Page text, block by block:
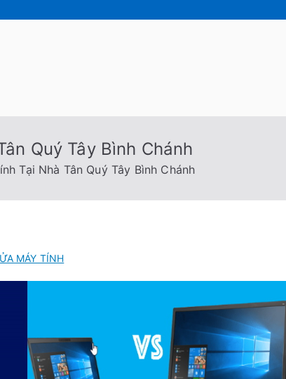
Quý Tây Bình Chánh
Tại Nhà Tân Quý Tây Bình Chánh
MÁY TÍNH